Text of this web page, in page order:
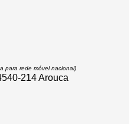
para rede móvel nacional)
214 Arouca